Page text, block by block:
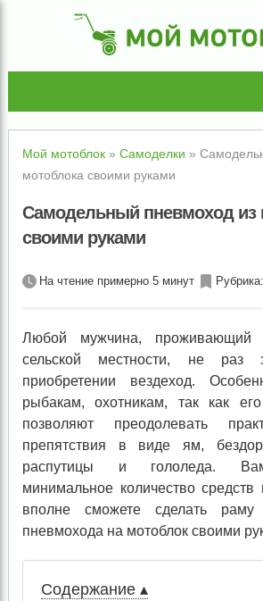
Мой мотоблок» Самоделки »
мотоблока своими руками
Самодельный пневмоход из
своими руками
На чтение примерно 5 минут Рубрика:
Любой мужчина, проживающий
сельской местности, не раз
приобретении вездеход.
рыбакам, охотникам, так как его
позволяют преодолевать
препятствия в виде ям,
распутицы и гололеда. Вам
минимальное количество
вполне сможете сделать
пневмохода на мотоблок своими
Содержание ▴